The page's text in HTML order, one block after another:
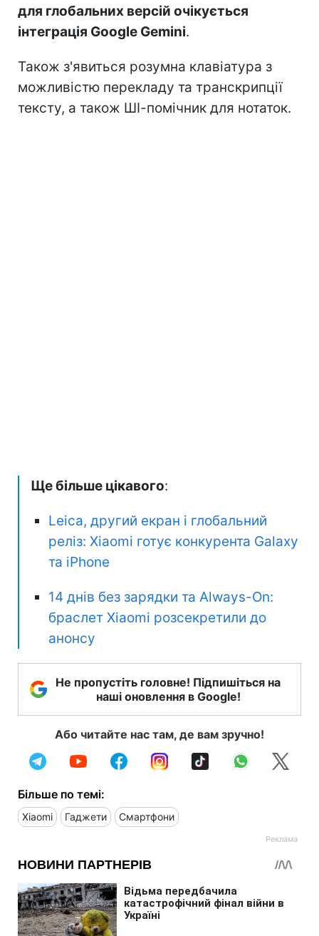
для глобальних версій очікується
інтеграція Google Gemini.
Також з'явиться розумна клавіатура з
можливістю перекладу та транскрипції
тексту, а також ШІ-помічник для нотаток.
Ще більше цікавого:
Leica, другий екран і глобальний
реліз: Xiaomi готує конкурента Galaxy
та iPhone
14 днів без зарядки та Always-On:
браслет Xiaomi розсекретили до
анонсу
Не пропустіть головне! Підпишіться на
наші оновлення в Google!
Або читайте нас там, де вам зручно!
Більше по темі:
Xiaomi Гаджети Смартфони